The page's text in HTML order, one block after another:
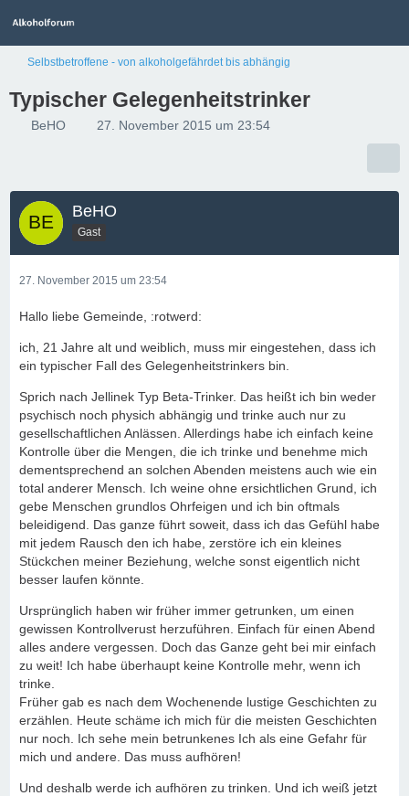
Selbstbetroffene - von alkoholgefährdet bis abhängig
Typischer Gelegenheitstrinker
BeHO 27. November 2015 um 23:54
BeHO
Gast
27. November 2015 um 23:54
Hallo liebe Gemeinde, :rotwerd:
ich, 21 Jahre alt und weiblich, muss mir eingestehen, dass ich
ein typischer Fall des Gelegenheitstrinkers bin.
Sprich nach Jellinek Typ Beta-Trinker. Das heißt ich bin weder
psychisch noch physich abhängig und trinke auch nur zu
gesellschaftlichen Anlässen. Allerdings habe ich einfach keine
Kontrolle über die Mengen, die ich trinke und benehme mich
dementsprechend an solchen Abenden meistens auch wie ein
total anderer Mensch. Ich weine ohne ersichtlichen Grund, ich
gebe Menschen grundlos Ohrfeigen und ich bin oftmals
beleidigend. Das ganze führt soweit, dass ich das Gefühl habe
mit jedem Rausch den ich habe, zerstöre ich ein kleines
Stückchen meiner Beziehung, welche sonst eigentlich nicht
besser laufen könnte.
Ursprünglich haben wir früher immer getrunken, um einen
gewissen Kontrollverust herzuführen. Einfach für einen Abend
alles andere vergessen. Doch das Ganze geht bei mir einfach
zu weit! Ich habe überhaupt keine Kontrolle mehr, wenn ich
trinke.
Früher gab es nach dem Wochenende lustige Geschichten zu
erzählen. Heute schäme ich mich für die meisten Geschichten
nur noch. Ich sehe mein betrunkenes Ich als eine Gefahr für
mich und andere. Das muss aufhören!
Und deshalb werde ich aufhören zu trinken. Und ich weiß jetzt